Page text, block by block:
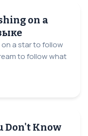
on a
on a star to follow
to follow what
Don't Know